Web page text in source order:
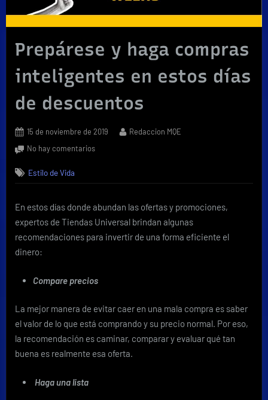
Prepárese y haga compras
inteligentes en estos días
de descuentos
Posted
on
15 de noviembre de 2019 By
Redaccion MQE
No hay comentariosen
haga
inteligentes
en
estos
Estilo de Vida
En estos días donde abundan las ofertas y promociones,
expertos de Tiendas Universal brindan algunas
recomendaciones para invertir de una forma eficiente el
dinero:
Compare precios
La mejor manera de evitar caer en una mala compra es saber
el valor de lo que está comprando y su precio normal. Por eso,
la recomendación es caminar, comparar y evaluar qué tan
buena es realmente esa oferta.
Haga una lista